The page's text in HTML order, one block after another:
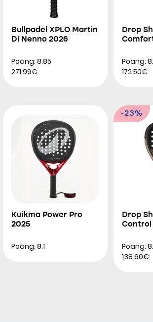
Bullpadel XPLO Martin
Di Nenno 2026
Poäng: 8.85
271.99€
Drop
Poäng:
172.50€
Kuikma Power Pro
2025
Poäng: 8.1
-23%
Drop
Control
Poäng:
138.60€